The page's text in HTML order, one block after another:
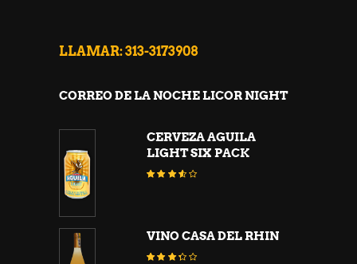
LLAMAR: 313-3173908
CORREO DE LA NOCHE LICOR NIGHT
CERVEZA AGUILA
LIGHT SIX PACK
VINO CASA DEL RHIN